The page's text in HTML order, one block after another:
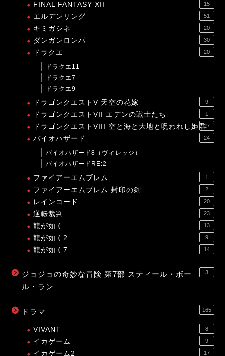
FINAL FANTASY XII 15
エルデンリング 51
キミガシネ 20
ダンガンロンパ 30
ドラクエ 20
ドラクエ11
ドラクエ7
ドラクエ9
ドラゴンクエストV 天空の花嫁 9
ドラゴンクエストVII エデンの戦士たち 1
ドラゴンクエストVIII 空と海と大地と呪われし姫君27
バイオハザード 24
バイオハザード8（ヴィレッジ）
バイオハザードRE:2
ファイアーエムブレム 1
ファイアーエムブレム 封印の剣 2
レインコード 20
逆転裁判 23
龍が如く 13
龍が如く2 9
龍が如く7 14
ジョジョの奇妙な冒険 第7部 スティール・ボー
ル・ラン
3
ドラマ 165
VIVANT 8
イカゲーム 9
イカゲーム2 17